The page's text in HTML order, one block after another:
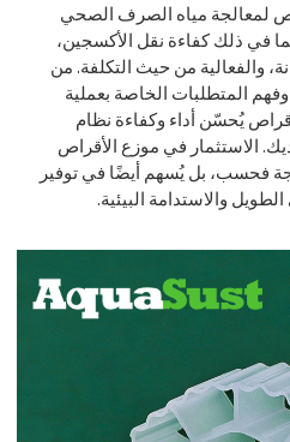
لمعالجة مياه الصرف الصحي
في ذلك كفاءة نقل الأكسجين،
والفعالية من حيث التكلفة. من
المتطلبات الخاصة بعملية
يُحسّن أداء وكفاءة نظام
الاستثمار في موزع الأقراص
فحسب، بل يُسهم أيضًا في توفير
والاستدامة البيئية.